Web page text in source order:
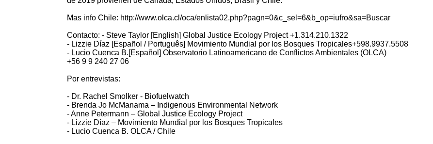
Mas info Chile: http://www.olca.cl/oca/enlista02.php?pagn=0&c_sel=6&b_op=iufro&sa=Buscar
Contacto: - Steve Taylor [English] Global Justice Ecology Project +1.314.210.1322
- Lizzie Díaz [Español / Português] Movimiento Mundial por los Bosques Tropicales+598.9937.5508
- Lucio Cuenca B.[Español] Observatorio Latinoamericano de Conflictos Ambientales (OLCA)
+56 9 9 240 27 06
Por entrevistas:
- Dr. Rachel Smolker - Biofuelwatch
- Brenda Jo McManama – Indigenous Environmental Network
- Anne Petermann – Global Justice Ecology Project
- Lizzie Díaz – Movimiento Mundial por los Bosques Tropicales
- Lucio Cuenca B. OLCA / Chile